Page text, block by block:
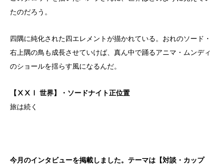
たのだろう。
四隅に純化された四エレメントが描かれている。おれのソード・
右上隅の鳥も成長させていけば、真ん中で踊るアニマ・ムンディ
のショールを揺らす風になるんだ。
【ⅩⅩⅠ 世界】・ソードナイト正位置
旅は続く
今月のインタビューを掲載しました。テーマは【対談・カップ